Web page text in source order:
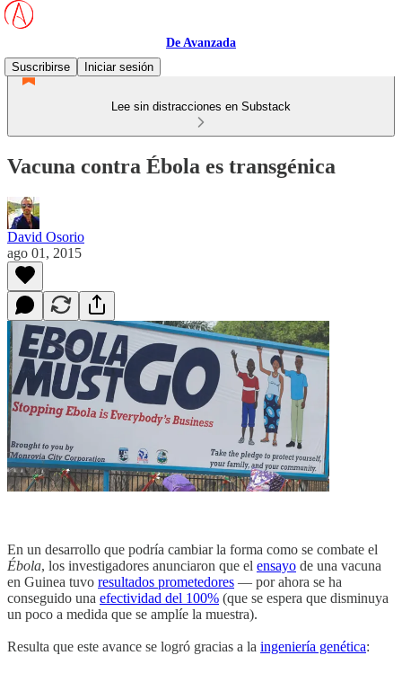
De Avanzada
Suscribirse
Iniciar sesión
Lee sin distracciones en Substack
Vacuna contra Ébola es transgénica
David Osorio
ago 01, 2015
En un desarrollo que podría cambiar la forma como se combate el
Ébola, los investigadores anunciaron que el ensayo de una vacuna
en Guinea tuvo resultados prometedores — por ahora se ha
conseguido una efectividad del 100% (que se espera que disminuya
un poco a medida que se amplíe la muestra).
Resulta que este avance se logró gracias a la ingeniería genética: